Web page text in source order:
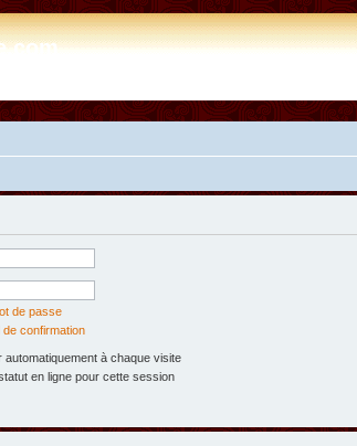
de passe
de confirmation
automatiquement à chaque visite
en ligne pour cette session